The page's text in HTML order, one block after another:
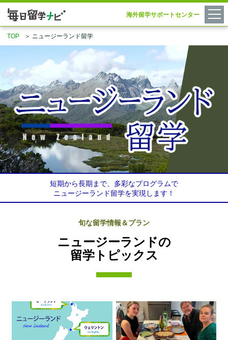
海外留学サポートセンター
TOP ＞ ニュージーランド留学
短期から長期まで、多彩なプログラムで
ニュージーランド留学を実現します！
旬な留学情報＆プラン
ニュージーランドの
留学トピックス